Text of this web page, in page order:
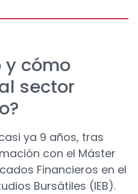
y cómo
sector
ya 9 años, tras
con el Máster
Financieros en el
Bursátiles (IEB).